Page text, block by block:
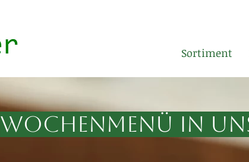
Sortiment
Wochenmenü in